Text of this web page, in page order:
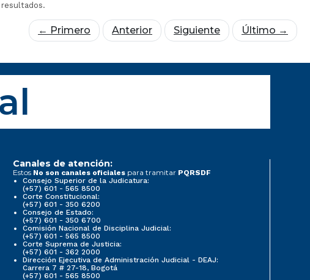
← Primero Anterior Siguiente Último →
Canales de atención:
Estos No son canales oficiales para tramitar PQRSDF
Consejo Superior de la Judicatura:
(+57) 601 - 565 8500
Corte Constitucional:
(+57) 601 - 350 6200
Consejo de Estado:
(+57) 601 - 350 6700
Comisión Nacional de Disciplina Judicial:
(+57) 601 - 565 8500
Corte Suprema de Justicia:
(+57) 601 - 362 2000
Dirección Ejecutiva de Administración Judicial - DEAJ:
Carrera 7 # 27-18, Bogotá
(+57) 601 - 565 8500